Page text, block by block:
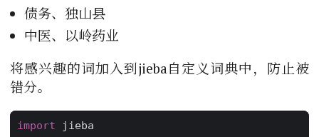
债务、独山县
中医、以岭药业
将感兴趣的词加入到jieba自定义词典中，防止被
错分。
import jieba